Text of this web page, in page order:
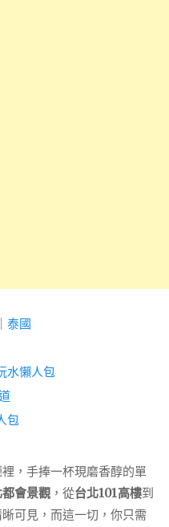
泰國
水懶人包
包
，手捧一杯現磨香醇的單
會景觀 ，從台北101高樓到
可見，而這一切，你只需